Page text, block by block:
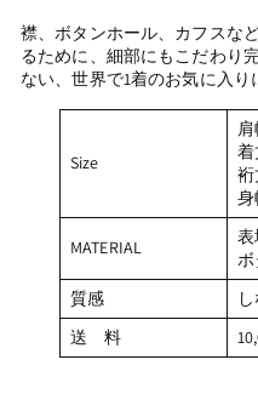
襟、ボタンホール、カフスな
るために、細部にもこだわり
ない、世界で1着のお気に入り
Size
MATERIAL
ボ
質感
送 料